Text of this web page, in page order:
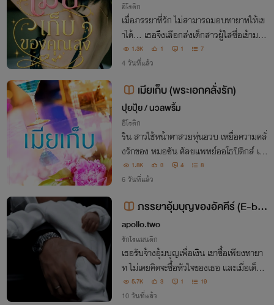
อีโรติก
เมื่อภรรยาที่รัก ไม่สามารถมอบทายาทให้เข
าได้... เธอจึงเลือกส่งเด็กสาวผู้ใสซื่อเข้ามาใ
นชีวิตของสามี ด้วยหวังว่า จะรักษาครอบครั
วเอาไว้ แต่ไม่มีใครคาดคิดว่า คนที่ถูกเลือกม
าเป็นเพียง "ตัวแทน"จะกลายตัวจริง
1.3K 1 1 7
4 วันที่แล้ว
เมียเก็บ (พระเอกคลั่งรัก)
ปุยปุ้ย / นวลพริ้ม
อีโรติก
ริน สาวใช้หน้าตาสวยหุ่นอวบ เหยื่อความคลั่
งรักของ หมอซัน ศัลยแพทย์ออโธปิดิกส์ เจ้า
นายที่แอบหลงสาวใช้คนนี้อย่างบ้าคลั่ง ภาย
ใต้ความสุภาพใจดีของเขานั้นซ่อนความรักรุ
1.8K 3 4 8
6 วันที่แล้ว
ภรรยาอุ้มบุญของอัคคีร์ (E-bo
ok)
apollo.two
รักโรแมนติก
เธอรับจ้างอุ้มบุญเพื่อเงิน เขาซื้อเพียงทายา
ท ไม่เคยคิดจะซื้อหัวใจของเธอ และเมื่อเด็กค
ลอด สัญญาก็จะสิ้นสุด พร้อมความสัมพันธ์
ที่ถูกตัดขาดทันที
5.7K 3 1 19
10 วันที่แล้ว